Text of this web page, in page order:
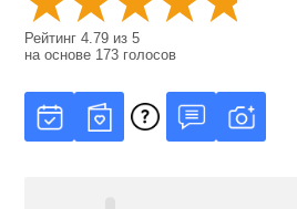
Рейтинг4.79 из5
на основе 173 голосов